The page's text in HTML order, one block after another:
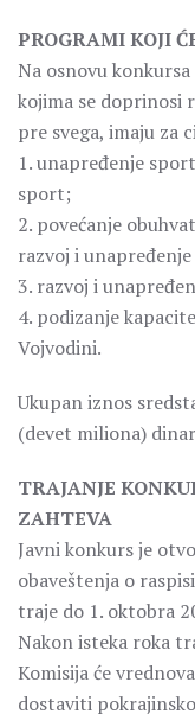
PROGRAMI KOJI
Na osnovu
kojima se doprinosi
pre svega, imaju za
1. unapređenje
sport;
2. povećanje
razvoj i
3. razvoj i
4. podizanje
Vojvodini.
Ukupan iznos
(devet miliona)
TRAJANJE
ZAHTEVA
Javni konkurs je
obaveštenja o
traje do 1. oktobra
Nakon isteka roka
Komisija će
dostaviti